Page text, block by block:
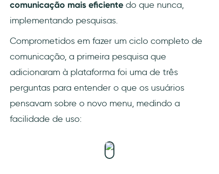
comunicação mais eficiente do que nunca,
implementando pesquisas.
Comprometidos em fazer um ciclo completo de
comunicação, a primeira pesquisa que
adicionaram à plataforma foi uma de três
perguntas para entender o que os usuários
pensavam sobre o novo menu, medindo a
facilidade de uso: